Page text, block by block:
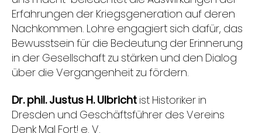
Erfahrungen der Kriegsgeneration auf deren
Nachkommen. Lohre engagiert sich dafür, das
Bewusstsein für die Bedeutung der Erinnerung
in der Gesellschaft zu stärken und den Dialog
über die Vergangenheit zu fördern.
Dr. phil. Justus H. Ulbricht ist Historiker in
Dresden und Geschäftsführer des Vereins
Denk Mal Fort! e. V.